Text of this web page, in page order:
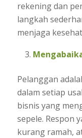
rekening dan
langkah
menjaga
Pelanggan
dalam setiap
bisnis yang
sepele. Respon
kurang ramah,